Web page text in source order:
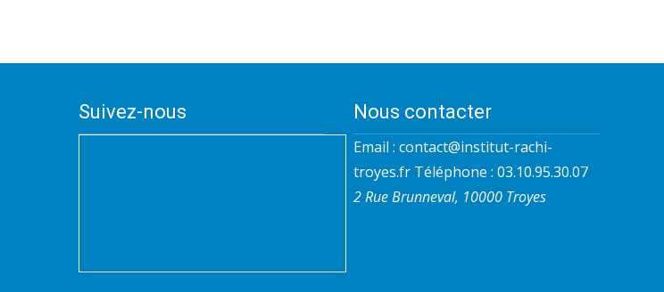
Suivez-nous Nous contacter
Email : contact@institut-rachi-
troyes.fr Téléphone : 03.10.95.30.07
2 Rue Brunneval, 10000 Troyes